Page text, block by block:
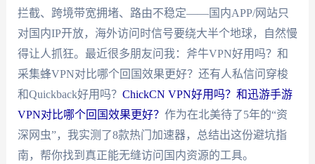
拦截、跨境带宽拥堵、路由不稳定——国内APP/网站只
对国内IP开放，海外访问时信号要绕大半个地球，自然慢
得让人抓狂。最近很多朋友问我：斧牛VPN好用吗？和
采集蜂VPN对比哪个回国效果更好？还有人私信问穿梭
和Quickback好用吗？ ChickCN VPN好用吗？和迅游手游
VPN对比哪个回国效果更好？ 作为在北美待了5年的“资
深网虫”，我实测了8款热门加速器，总结出这份避坑指
南，帮你找到真正能无缝访问国内资源的工具。